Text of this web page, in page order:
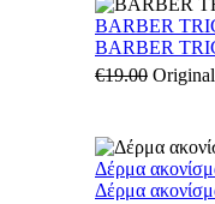
BARBER
BARBER
€19.00
Δέρμα
Δέρμα